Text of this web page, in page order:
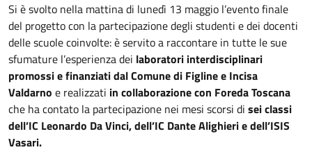
Si è svolto nella mattina di lunedì 13 maggio l’evento finale
del progetto con la partecipazione degli studenti e dei docenti
delle scuole coinvolte: è servito a raccontare in tutte le sue
sfumature l’esperienza dei laboratori interdisciplinari
promossi e finanziati dal Comune di Figline e Incisa
Valdarno e realizzati in collaborazione con Foreda Toscana
che ha contato la partecipazione nei mesi scorsi di sei classi
dell’IC Leonardo Da Vinci, dell’IC Dante Alighieri e dell’ISIS
Vasari.